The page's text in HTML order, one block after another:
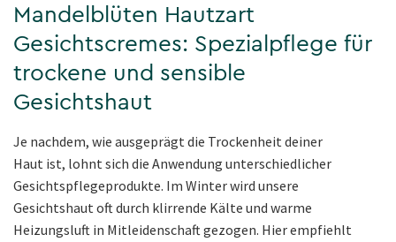
Mandelblüten Hautzart
Gesichtscremes: Spezialpflege für
trockene und sensible
Gesichtshaut
Je nachdem, wie ausgeprägt die Trockenheit deiner
Haut ist, lohnt sich die Anwendung unterschiedlicher
Gesichtspflegeprodukte. Im Winter wird unsere
Gesichtshaut oft durch klirrende Kälte und warme
Heizungsluft in Mitleidenschaft gezogen. Hier empfiehlt